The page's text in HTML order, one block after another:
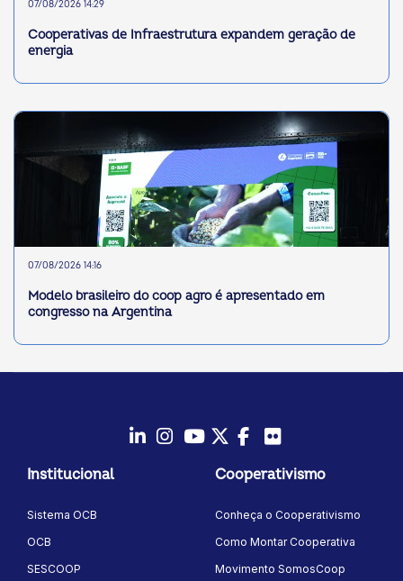
07/08/2026 14:29
Cooperativas de Infraestrutura expandem geração de
energia
07/08/2026 14:16
Modelo brasileiro do coop agro é apresentado em
congresso na Argentina
Institucional
Sistema OCB
OCB
SESCOOP
Cooperativismo
Conheça o Cooperativismo
Como Montar Cooperativa
Movimento SomosCoop